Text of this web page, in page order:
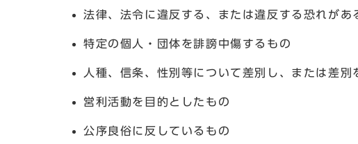
法律、法令に違反する、または違反する恐れがあ
特定の個人・団体を誹謗中傷するもの
人種、信条、性別等について差別し、または差別
営利活動を目的としたもの
公序良俗に反しているもの